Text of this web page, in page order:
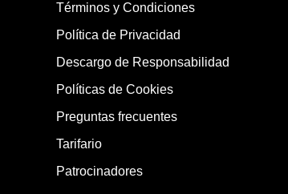
Términos y Condiciones
Política de Privacidad
Descargo de Responsabilidad
Políticas de Cookies
Preguntas frecuentes
Tarifario
Patrocinadores